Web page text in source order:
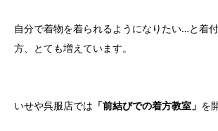
自分で着物を着られるようになりたい…と着
方、とても増えています。
いせや呉服店では 「前結びでの着方教室」 を